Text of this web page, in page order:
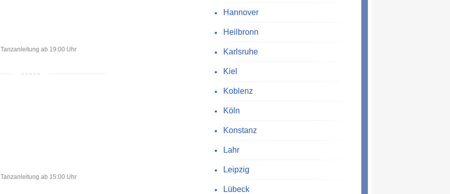
Tanzanleitung ab 19:00 Uhr
Tanzanleitung ab 15:00 Uhr
Hannover
Heilbronn
Karlsruhe
Kiel
Koblenz
Köln
Konstanz
Lahr
Leipzig
Lübeck